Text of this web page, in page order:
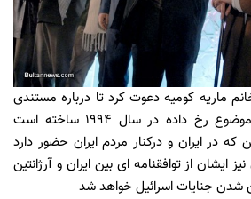
ماریه کومیه دعوت کرد تا درباره مستندی
که در آرژانتین راجع به موضوع رخ داده در سال 1994 ساخته است
در ایران و درکنار مردم ایران حضور دارد
ایشان از توافقنامه ای بین ایران و آرژانتین
جنایات اسرائیل خواهد شد